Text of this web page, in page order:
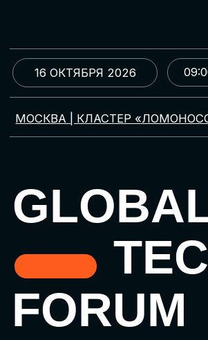
МОСКВА | КЛАСТЕР «ЛОМОНОСОВ»
GLOBAL
TECH
FORUM
Цифровая трансформация
и автоматизация бизнеса
ЗАРЕГИСТРИРОВАТЬСЯ
09:00-19:00
16 ОКТЯБРЯ 2026